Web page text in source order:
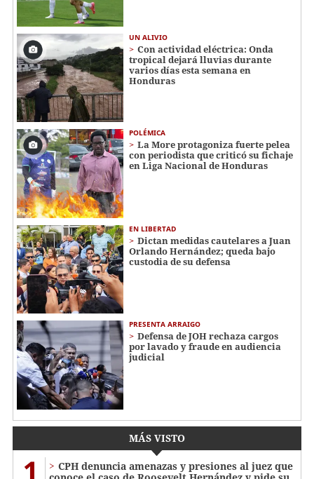
UN ALIVIO
Con actividad eléctrica: Onda
tropical dejará lluvias durante
varios días esta semana en
Honduras
POLÉMICA
La More protagoniza fuerte pelea
con periodista que criticó su fichaje
en Liga Nacional de Honduras
EN LIBERTAD
Dictan medidas cautelares a Juan
Orlando Hernández; queda bajo
custodia de su defensa
PRESENTA ARRAIGO
Defensa de JOH rechaza cargos
por lavado y fraude en audiencia
judicial
MÁS VISTO
1
CPH denuncia amenazas y presiones al juez que